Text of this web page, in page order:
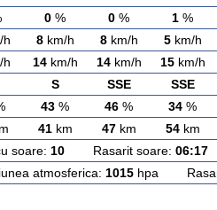
0 % 0 % 1 %
8km/h 8km/h 5km/h
14km/h 14km/h 15km/h
S SSE SSE
43 % 46 % 34 %
41km 47km 54km
soare: 10Rasarit soare: 06:17
atmosferica: 1015hpa